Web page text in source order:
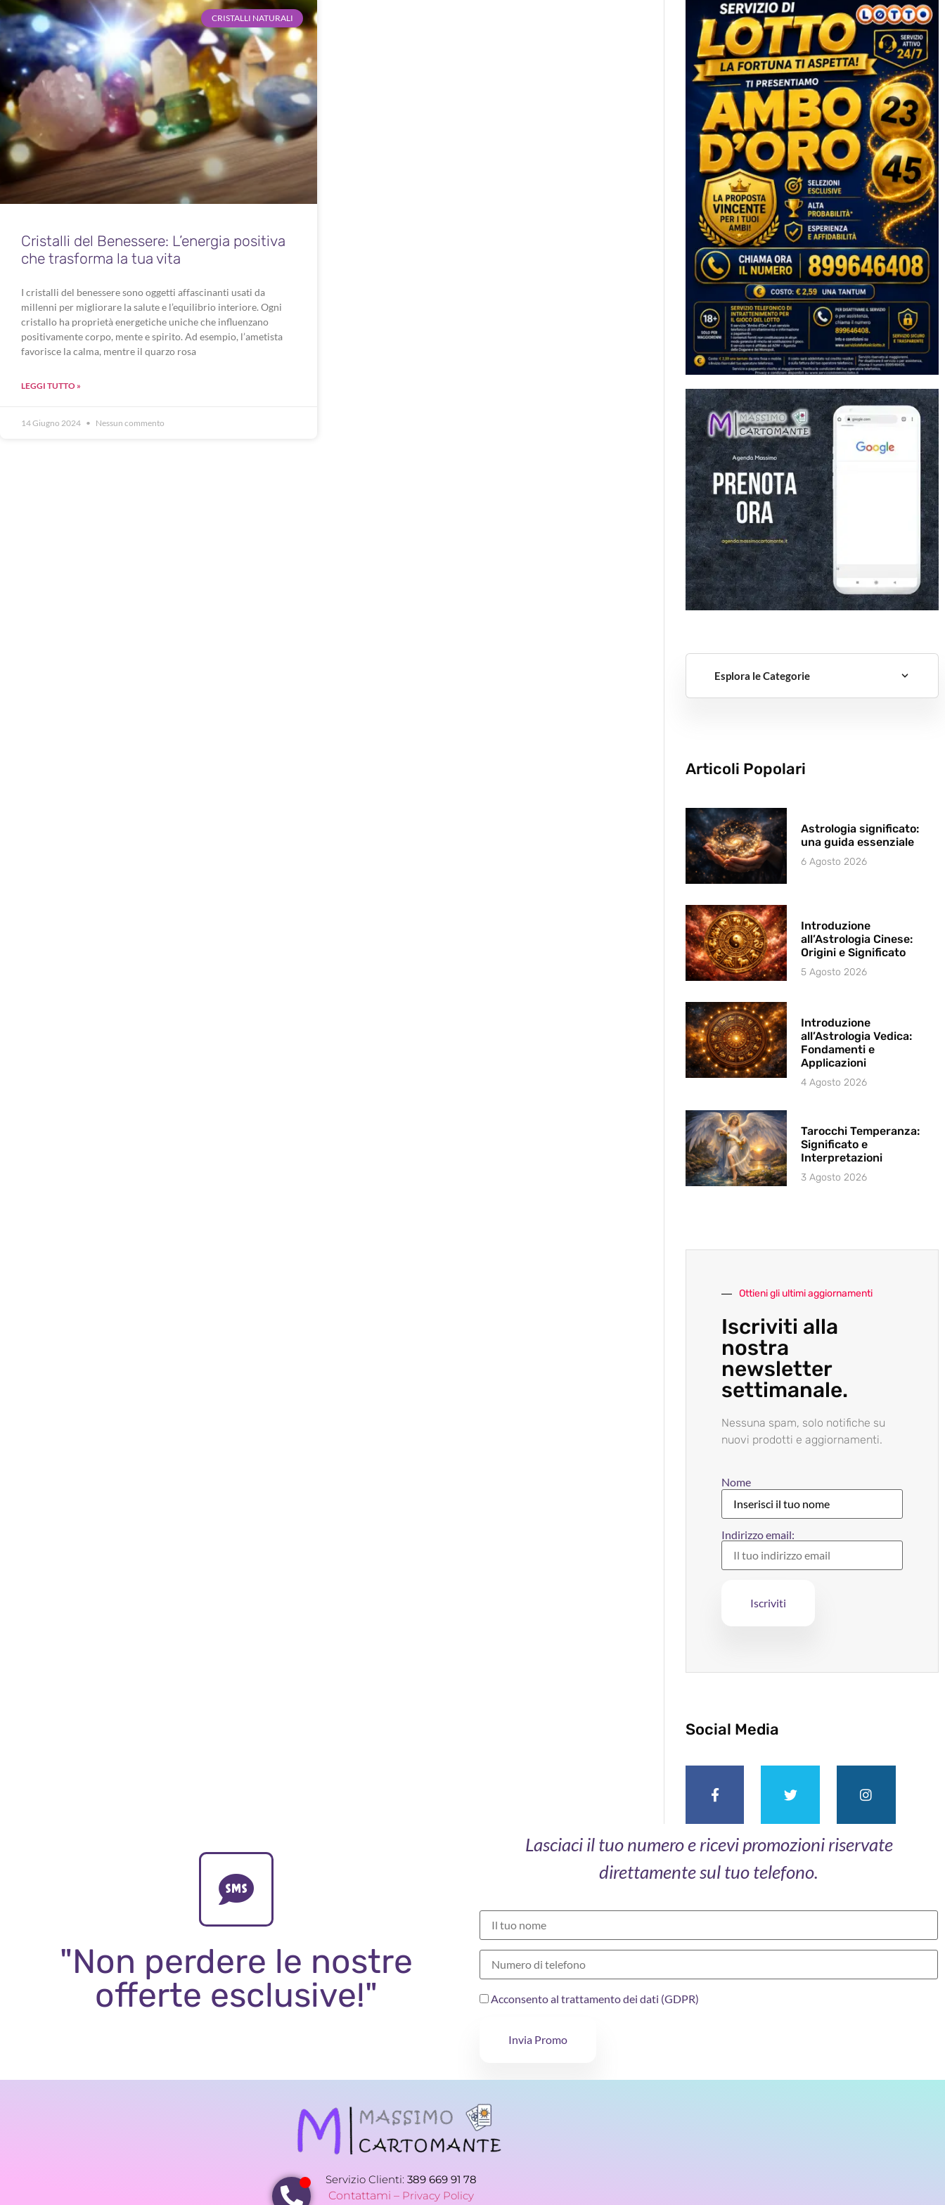
CRISTALLI NATURALI
Cristalli del Benessere: L’energia positiva
che trasforma la tua vita
I cristalli del benessere sono oggetti affascinanti usati da
millenni per migliorare la salute e l’equilibrio interiore. Ogni
cristallo ha proprietà energetiche uniche che influenzano
positivamente corpo, mente e spirito. Ad esempio, l’ametista
favorisce la calma, mentre il quarzo rosa
LEGGI TUTTO »
14 Giugno 2024 Nessun commento
Esplora le Categorie
Articoli Popolari
Astrologia significato:
una guida essenziale
6 Agosto 2026
Introduzione
all’Astrologia Cinese:
Origini e Significato
5 Agosto 2026
Introduzione
all’Astrologia Vedica:
Fondamenti e
Applicazioni
4 Agosto 2026
Tarocchi Temperanza:
Significato e
Interpretazioni
3 Agosto 2026
Ottieni gli ultimi aggiornamenti
Iscriviti alla
nostra
newsletter
settimanale.
Nessuna spam, solo notifiche su
nuovi prodotti e aggiornamenti.
Nome
Indirizzo email:
Social Media
"Non perdere le nostre
offerte esclusive!"
Lasciaci il tuo numero e ricevi promozioni riservate
direttamente sul tuo telefono.
Acconsento al trattamento dei dati (GDPR)
Invia Promo
Servizio Clienti: 389 669 91 78
Contattami – Privacy Policy